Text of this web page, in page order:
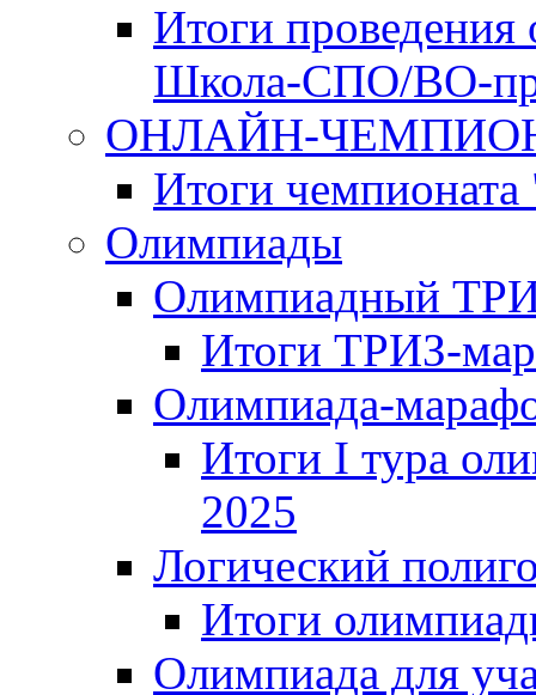
Итоги
Школа-СПО/ВО-
ОНЛАЙН-
Итоги
Олимпиады
Олимпиадный
Итоги ТРИЗ-
Олимпиада-
Итоги I тура
2025
Логический
Итоги
Олимпиада для